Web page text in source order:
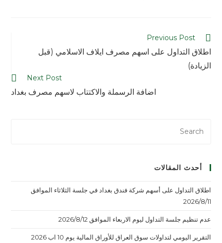
Previous Post
اطلاق التداول على اسهم مصرف ايلاف الاسلامي (قبل
الزيادة)
Next Post
اضافة الرسملة والاكتتاب لاسهم مصرف بغداد
أحدث المقالات
اطلاق التداول على أسهم شركة فندق بغداد في جلسة الثلاثاء الموافق
2026/8/11
عدم تنظيم جلسة التداول ليوم الاربعاء الموافق 2026/8/12
التقرير اليومي لتداولات سوق العراق للأوراق المالية يوم 10 اب 2026